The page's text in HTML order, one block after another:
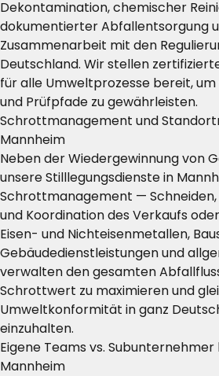
Dekontamination, chemischer
dokumentierter Abfallentsorgung
Zusammenarbeit mit den
Deutschland. Wir stellen
für alle Umweltprozesse bereit,
und Prüfpfade zu gewährleisten.
Schrottmanagement und
Mannheim
Neben der Wiedergewinnung von
unsere Stilllegungsdienste in
Schrottmanagement — Schneiden,
und Koordination des Verkaufs
Eisen- und Nichteisenmetallen,
Gebäudedienstleistungen und
verwalten den gesamten
Schrottwert zu maximieren und
Umweltkonformität in ganz
einzuhalten.
Eigene Teams vs.
Mannheim